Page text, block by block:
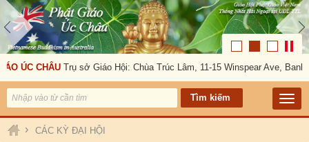
ÚC CHÂU Trụ sở Giáo Hội: Chùa Trúc Lâm, 11-15 Winspear Ave,
› CÁC KỲ ĐẠI HỘI